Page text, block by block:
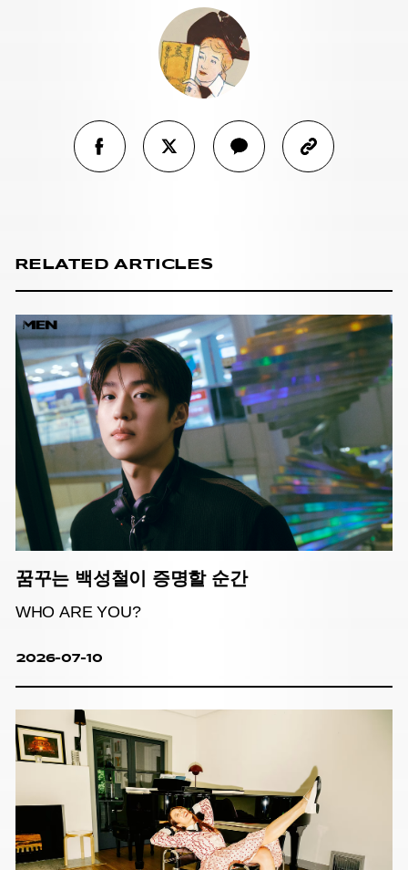
RELATED ARTICLES
꿈꾸는 백성철이 증명할 순간
WHO ARE YOU?
2026-07-10